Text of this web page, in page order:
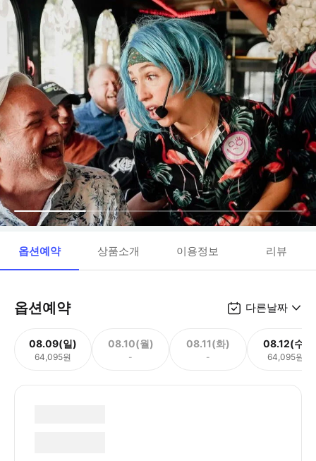
옵션예약 상품소개 이용정보 리뷰
옵션예약 다른날짜
08.09(일)
64,095원
08.10(월)
-
08.11(화)
-
08.12(수)
64,095원